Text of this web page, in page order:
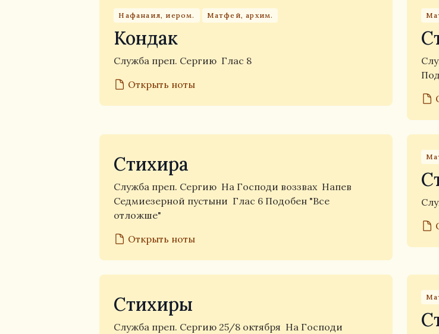
Нафанаил, иером. Матфей, архим.
Кондак
Служба преп. Сергию Глас 8
Открыть ноты
Стихира
Служба преп. Сергию На Господи воззвах Напев
Седмиезерной пустыни Глас 6 Подобен "Все
отложше"
Открыть ноты
Стихиры
Служба преп. Сергию 25/8 октября На Господи